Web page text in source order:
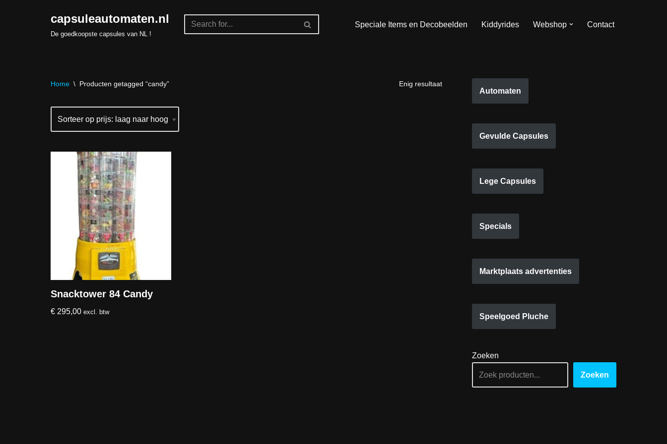
capsuleautomaten.nl
De goedkoopste capsules van NL !
Speciale Items en Decobeelden Kiddyrides Webshop Contact
Home \ Producten getagged “candy” Enig resultaat
Snacktower 84 Candy
€ 295,00 excl. btw
Automaten
Gevulde Capsules
Lege Capsules
Specials
Marktplaats advertenties
Speelgoed Pluche
Zoeken
Zoeken